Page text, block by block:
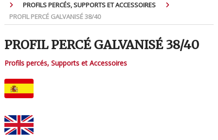
PROFILS PERCÉS, SUPPORTS ET ACCESSOIRES
PROFIL PERCÉ GALVANISÉ 38/40
PROFIL PERCÉ GALVANISÉ 38/40
Profils percés, Supports et Accessoires